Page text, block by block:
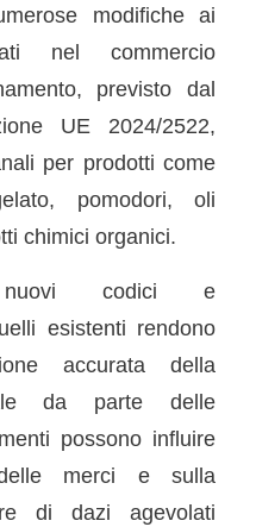
modifiche ai
nel commercio
previsto dal
UE 2024/2522,
per prodotti come
pomodori, oli
chimici organici.
nuovi codici e
esistenti rendono
accurata della
da parte delle
possono influire
delle merci e sulla
di dazi agevolati